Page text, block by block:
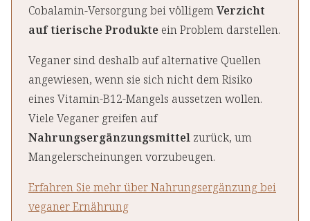
Cobalamin-Versorgung bei völligemVerzicht
auf tierische Produkte ein Problem darstellen.
Veganer sind deshalb auf alternative Quellen
angewiesen, wenn sie sich nicht dem Risiko
eines Vitamin-B12-Mangels aussetzen wollen.
Viele Veganer greifen auf
Nahrungsergänzungsmittel zurück, um
Mangelerscheinungen vorzubeugen.
Erfahren Sie mehr über Nahrungsergänzung bei
veganer Ernährung